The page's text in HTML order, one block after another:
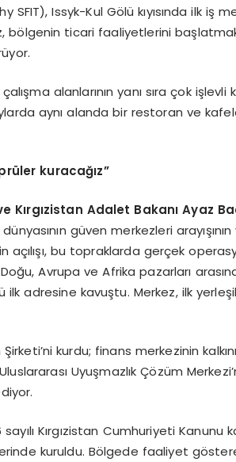
SFIT), Issyk-Kul Gölü kıyısında ilk iş
bölgenin ticari faaliyetlerini
alanlarının yanı sıra çok işlevli
aynı alanda bir restoran ve
kuracağız”
Kırgızistan Adalet Bakanı Ayaz
güven merkezleri
bu topraklarda gerçek
Avrupa ve Afrika pazarları
adresine kavuştu. Merkez, ilk
kurdu; finans merkezinin
Uyuşmazlık Çözüm
Kırgızistan Cumhuriyeti Kanunu
kuruldu. Bölgede faaliyet